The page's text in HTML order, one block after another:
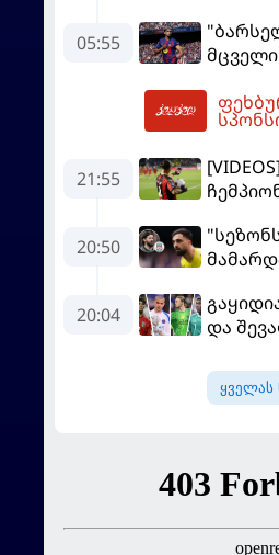
05:55
21:55
MVP
20:50
20:04
და
ყველას